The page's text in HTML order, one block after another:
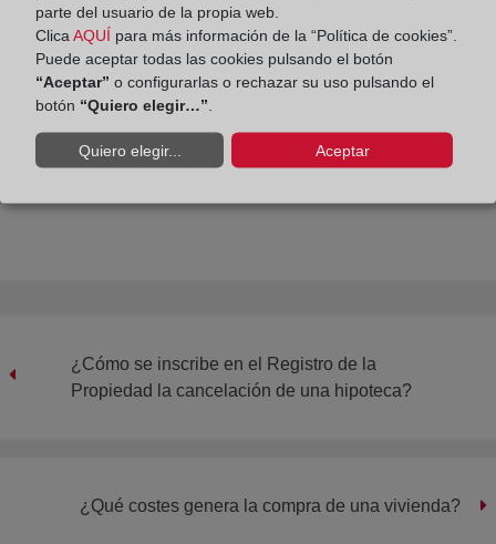
como en cada uno de los elementos
independientes. En un plazo máximo de 15 días, el
registrador practicará la inscripción o, si encuentra
defectos que la impidan, lo notificará debidamente
¿Cómo se inscribe en el Registro de la
Propiedad la cancelación de una hipoteca?
¿Qué costes genera la compra de una vivienda?
parte del usuario de la propia web.
Clica AQUÍ para más información de la “Política de cookies”.
Puede aceptar todas las cookies pulsando el botón
“Aceptar” o configurarlas o rechazar su uso pulsando el
botón “Quiero elegir…”
Quiero elegir... Aceptar